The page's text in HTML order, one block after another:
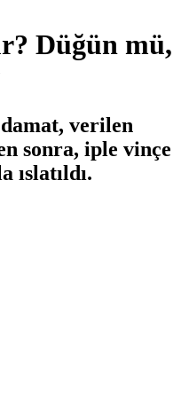
Düğün mü,
verilen
sonra, iple vinçe
ıslatıldı.